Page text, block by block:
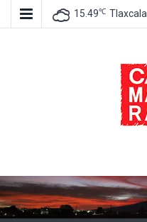
15.49℃ Tlaxcala